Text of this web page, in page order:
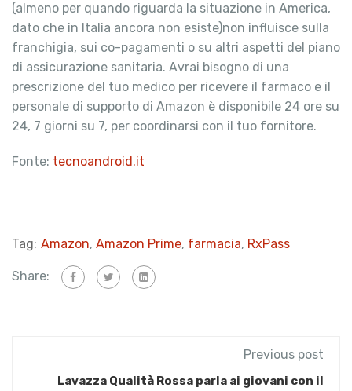
(almeno per quando riguarda la situazione in America,
dato che in Italia ancora non esiste)non influisce sulla
franchigia, sui co-pagamenti o su altri aspetti del piano
di assicurazione sanitaria. Avrai bisogno di una
prescrizione del tuo medico per ricevere il farmaco e il
personale di supporto di Amazon è disponibile 24 ore su
24, 7 giorni su 7, per coordinarsi con il tuo fornitore.
Fonte: tecnoandroid.it
Tag: Amazon, Amazon Prime, farmacia, RxPass
Share:
Previous post
Lavazza Qualità Rossa parla ai giovani con il